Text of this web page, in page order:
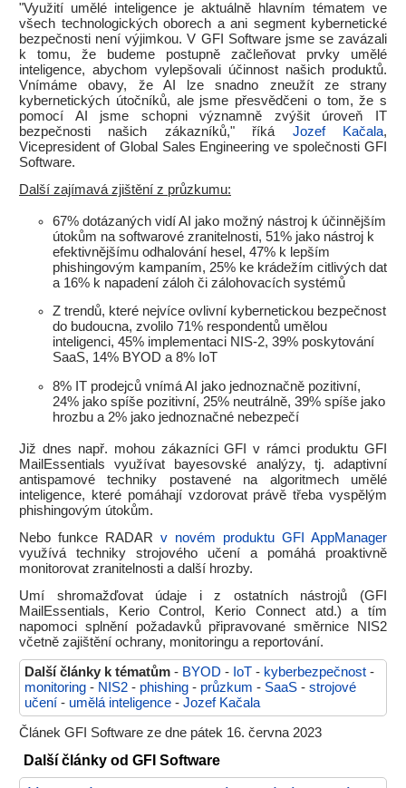
"Využití umělé inteligence je aktuálně hlavním tématem ve
všech technologických oborech a ani segment kybernetické
bezpečnosti není výjimkou. V GFI Software jsme se zavázali
k tomu, že budeme postupně začleňovat prvky umělé
inteligence, abychom vylepšovali účinnost našich produktů.
Vnímáme obavy, že AI lze snadno zneužít ze strany
kybernetických útočníků, ale jsme přesvědčeni o tom, že s
pomocí AI jsme schopni významně zvýšit úroveň IT
bezpečnosti našich zákazníků," říká Jozef Kačala,
Vicepresident of Global Sales Engineering ve společnosti GFI
Software.
Další zajímavá zjištění z průzkumu:
67% dotázaných vidí AI jako možný nástroj k účinnějším
útokům na softwarové zranitelnosti, 51% jako nástroj k
efektivnějšímu odhalování hesel, 47% k lepším
phishingovým kampaním, 25% ke krádežím citlivých dat
a 16% k napadení záloh či zálohovacích systémů
Z trendů, které nejvíce ovlivní kybernetickou bezpečnost
do budoucna, zvolilo 71% respondentů umělou
inteligenci, 45% implementaci NIS-2, 39% poskytování
SaaS, 14% BYOD a 8% IoT
8% IT prodejců vnímá AI jako jednoznačně pozitivní,
24% jako spíše pozitivní, 25% neutrálně, 39% spíše jako
hrozbu a 2% jako jednoznačné nebezpečí
Již dnes např. mohou zákazníci GFI v rámci produktu GFI
MailEssentials využívat bayesovské analýzy, tj. adaptivní
antispamové techniky postavené na algoritmech umělé
inteligence, které pomáhají vzdorovat právě třeba vyspělým
phishingovým útokům.
Nebo funkce RADAR v novém produktu GFI AppManager
využívá techniky strojového učení a pomáhá proaktivně
monitorovat zranitelnosti a další hrozby.
Umí shromažďovat údaje i z ostatních nástrojů (GFI
MailEssentials, Kerio Control, Kerio Connect atd.) a tím
napomoci splnění požadavků připravované směrnice NIS2
včetně zajištění ochrany, monitoringu a reportování.
Další články k tématům - BYOD - IoT - kyberbezpečnost -
monitoring - NIS2 - phishing - průzkum - SaaS - strojové
učení - umělá inteligence - Jozef Kačala
Článek GFI Software ze dne pátek 16. června 2023
Další články od GFI Software